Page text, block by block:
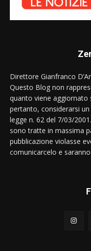
Direttore Gianfranco
Questo Blog non
quanto viene aggiornato
pertanto, considerarsi
legge n. 62 del 7/03/
sono tratte in massima
pubblicazione violasse
comunicarcelo e